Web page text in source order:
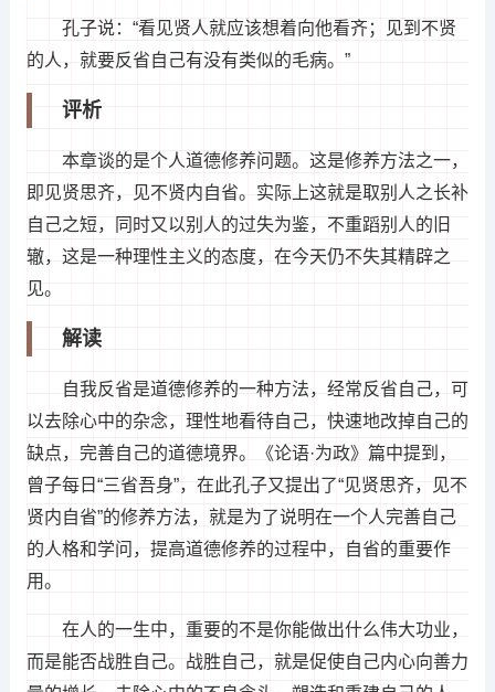
孔子说：“看见贤人就应该想着向他看齐；见到不贤
的人，就要反省自己有没有类似的毛病。”
评析
本章谈的是个人道德修养问题。这是修养方法之一，
即见贤思齐，见不贤内自省。实际上这就是取别人之长补
自己之短，同时又以别人的过失为鉴，不重蹈别人的旧
辙，这是一种理性主义的态度，在今天仍不失其精辟之
见。
解读
自我反省是道德修养的一种方法，经常反省自己，可
以去除心中的杂念，理性地看待自己，快速地改掉自己的
缺点，完善自己的道德境界。《论语·为政》篇中提到，
曾子每日“三省吾身”，在此孔子又提出了“见贤思齐，见不
贤内自省”的修养方法，就是为了说明在一个人完善自己
的人格和学问，提高道德修养的过程中，自省的重要作
用。
在人的一生中，重要的不是你能做出什么伟大功业，
而是能否战胜自己。战胜自己，就是促使自己内心向善力